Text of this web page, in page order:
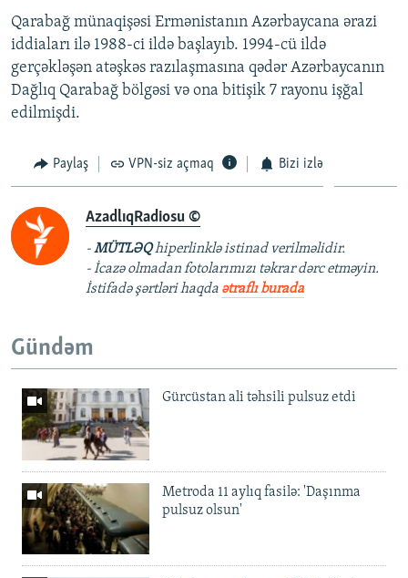
Qarabağ münaqişəsi Ermənistanın Azərbaycana ərazi
iddiaları ilə 1988-ci ildə başlayıb. 1994-cü ildə
gerçəkləşən atəşkəs razılaşmasına qədər Azərbaycanın
Dağlıq Qarabağ bölgəsi və ona bitişik 7 rayonu işğal
edilmişdi.
Paylaş VPN-siz açmaq Bizi izlə
AzadlıqRadiosu ©
-MÜTLƏQhiperlinklə istinad verilməlidir.
- İcazə olmadan fotolarımızı təkrar dərc etməyin.
İstifadə şərtləri haqda ətraflı burada
Gündəm
Gürcüstan ali təhsili pulsuz etdi
Metroda 11 aylıq fasilə: 'Daşınma
pulsuz olsun'